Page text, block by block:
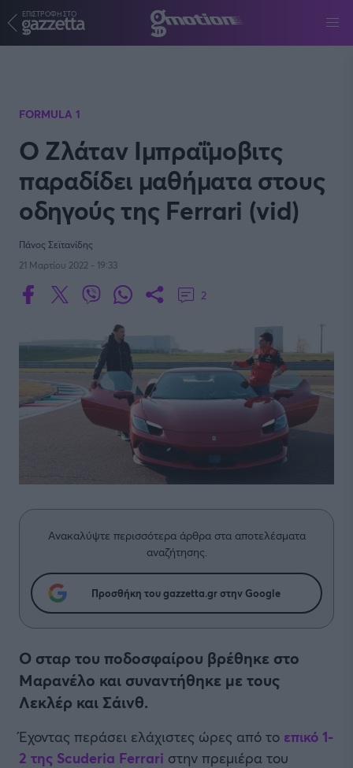
ΕΠΙΣΤΡΟΦΗ ΣΤΟ
FORMULA 1
Ο Ζλάταν Ιμπραΐμοβιτς
παραδίδει μαθήματα στους
οδηγούς της Ferrari (vid)
Πάνος Σεϊτανίδης
21 Μαρτίου 2022 - 19:33
2
Ανακαλύψτε περισσότερα άρθρα στα αποτελέσματα
αναζήτησης.
Προσθήκη του gazzetta.gr στην Google
Ο σταρ του ποδοσφαίρου βρέθηκε στο
Μαρανέλο και συναντήθηκε με τους
Λεκλέρ και Σάινθ.
Έχοντας περάσει ελάχιστες ώρες από το επικό 1-
2 της Scuderia Ferrari στην πρεμιέρα του